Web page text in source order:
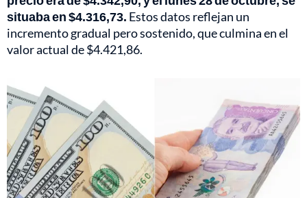
situaba en $4.316,73. Estos datos reflejan un
incremento gradual pero sostenido, que culmina en el
valor actual de $4.421,86.